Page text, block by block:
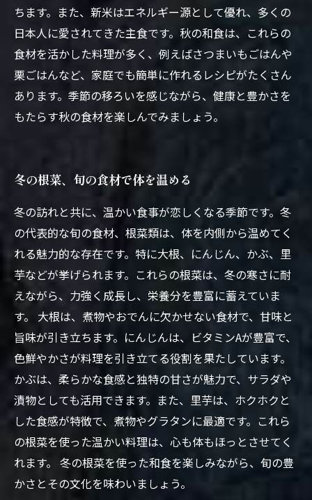
ちます。また、新米はエネルギー源として優れ、多くの
日本人に愛されてきた主食です。秋の和食は、これらの
食材を活かした料理が多く、例えばさつまいもごはんや
栗ごはんなど、家庭でも簡単に作れるレシピがたくさん
あります。季節の移ろいを感じながら、健康と豊かさを
もたらす秋の食材を楽しんでみましょう。
冬の根菜、旬の食材で体を温める
冬の訪れと共に、温かい食事が恋しくなる季節です。冬
の代表的な旬の食材、根菜類は、体を内側から温めてく
れる魅力的な存在です。特に大根、にんじん、かぶ、里
芋などが挙げられます。これらの根菜は、冬の寒さに耐
えながら、力強く成長し、栄養分を豊富に蓄えていま
す。 大根は、煮物やおでんに欠かせない食材で、甘味と
旨味が引き立ちます。にんじんは、ビタミンAが豊富で、
色鮮やかさが料理を引き立てる役割を果たしています。
かぶは、柔らかな食感と独特の甘さが魅力で、サラダや
漬物としても活用できます。また、里芋は、ホクホクと
した食感が特徴で、煮物やグラタンに最適です。これら
の根菜を使った温かい料理は、心も体もほっとさせてく
れます。 冬の根菜を使った和食を楽しみながら、旬の豊
かさとその文化を味わいましょう。